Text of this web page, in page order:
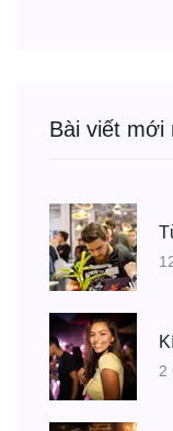
Bài viết mới
2